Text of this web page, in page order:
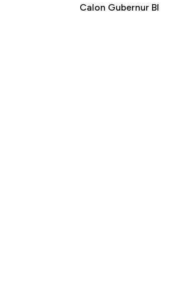
Calon Gubernur BI